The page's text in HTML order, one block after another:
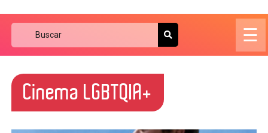
☰
Cinema LGBTQIA+